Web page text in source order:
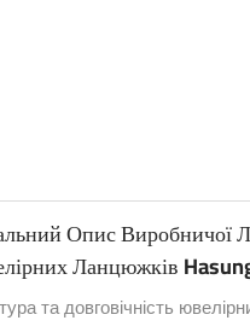
Опис Виробничої
Ланцюжків
та довговічність